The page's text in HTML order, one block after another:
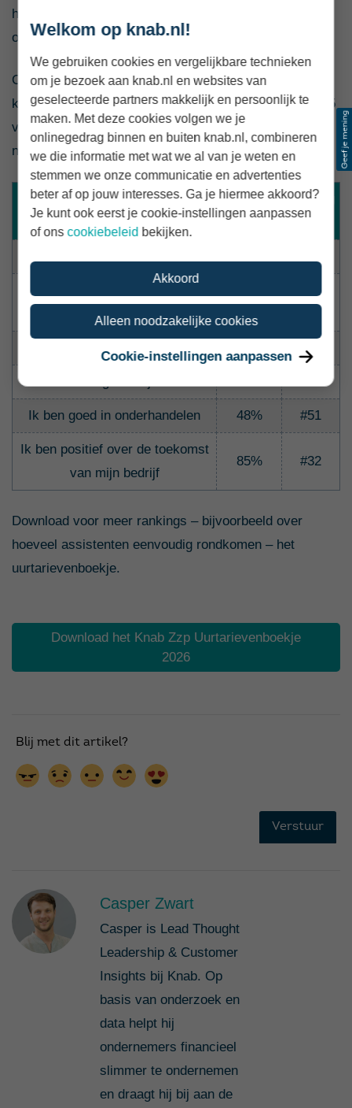
hun werk. Daarmee staan ze op plek 58 van de 80
onderzochte zzp-beroepen.
Opvallend is vooral dat 90% aangeeft weinig zakelijke
kosten te maken. Daarmee staan assistenten op plek 5
van alle onderzochte beroepen. Dat helpt om een hoge
nettowinstmarge over te houden.
Stelling Assistent
Ranking
Er is weinig concurrentie in mijn
vakgebied
25% #63
Mijn vakgebied is goed betaald #37
Ik maak weinig zakelijke kosten
Ik ben goed in onderhandelen 48% #51
Ik ben positief over de toekomst
van mijn bedrijf
85% #32
Download voor meer rankings – bijvoorbeeld over
hoeveel assistenten eenvoudig rondkomen – het
uurtarievenboekje.
Download het Knab Zzp Uurtarievenboekje
2026
Casper Zwart
Casper is Lead Thought
Leadership & Customer
Insights bij Knab. Op
basis van onderzoek en
data helpt hij
ondernemers financieel
slimmer te ondernemen
en draagt hij bij aan de
Welkom op knab.nl!
We gebruiken cookies en vergelijkbare technieken
om je bezoek aan knab.nl en websites van
geselecteerde partners makkelijk en persoonlijk te
maken. Met deze cookies volgen we je
onlinegedrag binnen en buiten knab.nl, combineren
we die informatie met wat we al van je weten en
stemmen we onze communicatie en advertenties
beter af op jouw interesses. Ga je hiermee akkoord?
Je kunt ook eerst je cookie-instellingen aanpassen
of onscookiebeleid bekijken.
Akkoord
Alleen noodzakelijke cookies
Cookie-instellingen aanpassen